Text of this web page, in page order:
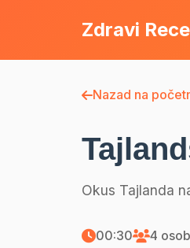
Zdravi
Nazad na
Okus Tajlanda
00:30 4